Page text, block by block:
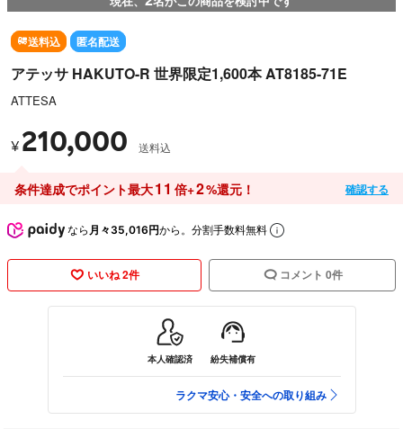
送料込 匿名配送
アテッサ HAKUTO-R 世界限定1,600本 AT8185-71E
ATTESA
¥ 210,000 送料込
条件達成でポイント最大11 倍+2%還元！ 確認する
なら 月々35,016円から。分割手数料無料
いいね 2件 コメント 0件
本人確認済 紛失補償有
ラクマ安心・安全への取り組み